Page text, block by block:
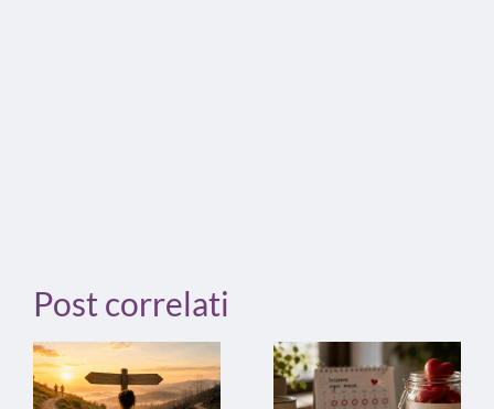
Post correlati